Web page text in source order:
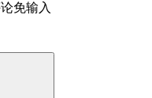
免输入